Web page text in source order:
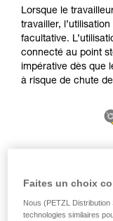
avec un
la
de la
Nous
liées à
que nous
Lorsque le
travailler,
facultative.
connecté au point
impérative dès que
à risque de chute
Faites un choix
Nous (PETZL
technologies similaires